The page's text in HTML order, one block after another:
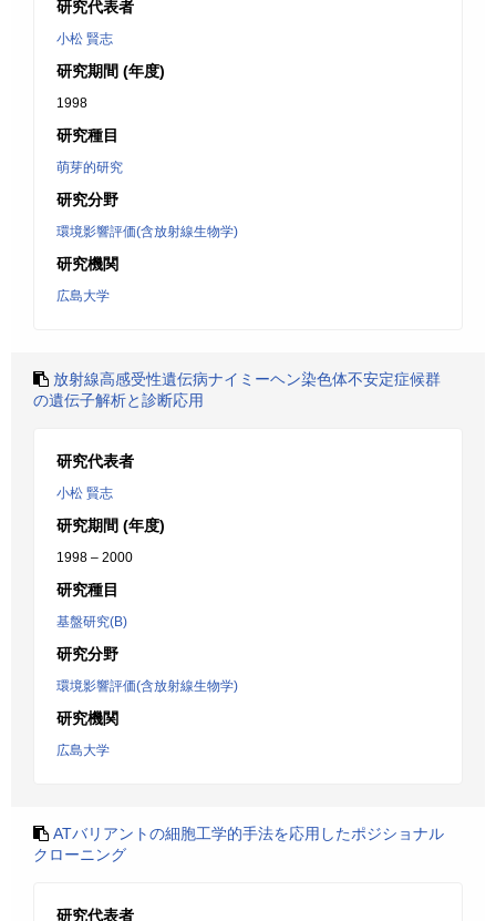
研究代表者
小松 賢志
研究期間 (年度)
1998
研究種目
萌芽的研究
研究分野
環境影響評価(含放射線生物学)
研究機関
広島大学
放射線高感受性遺伝病ナイミーヘン染色体不安定症候群
の遺伝子解析と診断応用
研究代表者
小松 賢志
研究期間 (年度)
1998 – 2000
研究種目
基盤研究(B)
研究分野
環境影響評価(含放射線生物学)
研究機関
広島大学
ATバリアントの細胞工学的手法を応用したポジショナル
クローニング
研究代表者